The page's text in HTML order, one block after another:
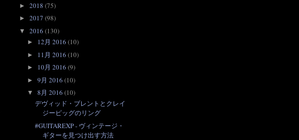
► 2018 (75)
► 2017 (98)
▼ 2016 (130)
► 12月 2016 (10)
► 11月 2016 (10)
► 10月 2016 (9)
► 9月 2016 (10)
▼ 8月 2016 (10)
デヴィッド・ブレントとクレイ
ジーピッグのリング
#GUITAREXP - ヴィンテージ・
ギターを見つけ出す方法